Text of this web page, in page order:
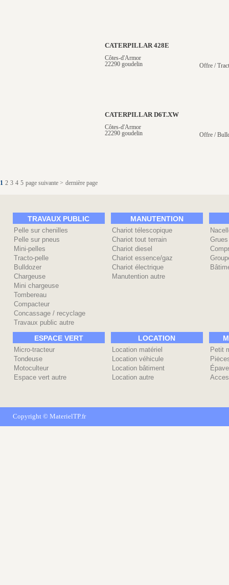
CATERPILLAR 428E
Côtes-d'Armor
22290 goudelin
Offre /
CATERPILLAR D6T.XW
Côtes-d'Armor
22290 goudelin
Offre /
1 2 3 4 5 page suivante > dernière page
TRAVAUX PUBLIC
Pelle sur chenilles
Pelle sur pneus
Mini-pelles
Tracto-pelle
Bulldozer
Chargeuse
Mini chargeuse
Tombereau
Compacteur
Concassage / recyclage
Travaux public autre
MANUTENTION
Chariot télescopique
Chariot tout terrain
Chariot diesel
Chariot essence/gaz
Chariot électrique
Manutention autre
Grues
ESPACE VERT
Micro-tracteur
Tondeuse
Motoculteur
Espace vert autre
LOCATION
Location matériel
Location véhicule
Location bâtiment
Location autre
Petit
Épave
Copyright © MaterielTP.fr